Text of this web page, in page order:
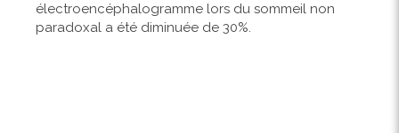
électroencéphalogramme lors du sommeil non
paradoxal a été diminuée de 30%.